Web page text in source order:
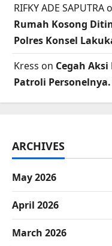
RIFKY ADE SAPUTRA
Rumah Kosong
Polres Konsel
Kress on Cegah
Patroli
ARCHIVES
May 2026
April 2026
March 2026